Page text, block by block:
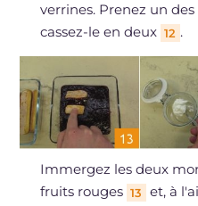
verrines. Prenez un
cassez-le en deux 12 .
Immergez les deux
fruits rouges 13
et, à